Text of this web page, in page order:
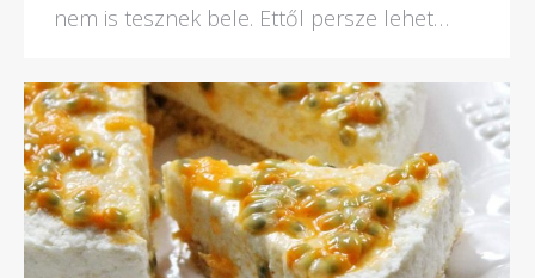
nem is tesznek bele. Ettől persze lehet…